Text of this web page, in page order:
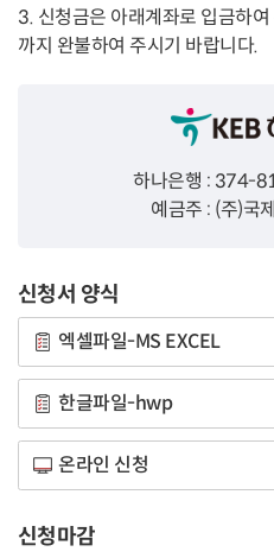
3. 신청금은 아래계좌로 입금하
까지 완불하여 주시기 바랍니다.
하나은행 : 374-
예금주 : (주)국
신청서 양식
엑셀파일-MS EXCEL
한글파일-hwp
온라인 신청
신청마감